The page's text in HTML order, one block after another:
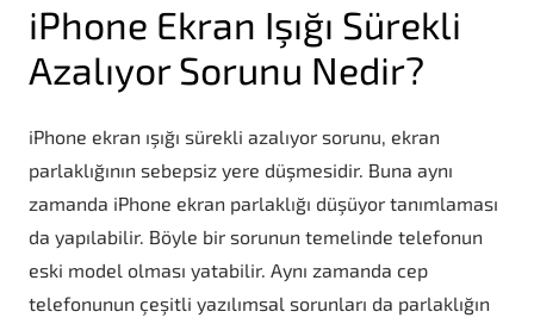
iPhone Ekran Işığı Sürekli
Azalıyor Sorunu Nedir?
iPhone ekran ışığı sürekli azalıyor sorunu, ekran
parlaklığının sebepsiz yere düşmesidir. Buna aynı
zamanda iPhone ekran parlaklığı düşüyor tanımlaması
da yapılabilir. Böyle bir sorunun temelinde telefonun
eski model olması yatabilir. Aynı zamanda cep
telefonunun çeşitli yazılımsal sorunları da parlaklığın